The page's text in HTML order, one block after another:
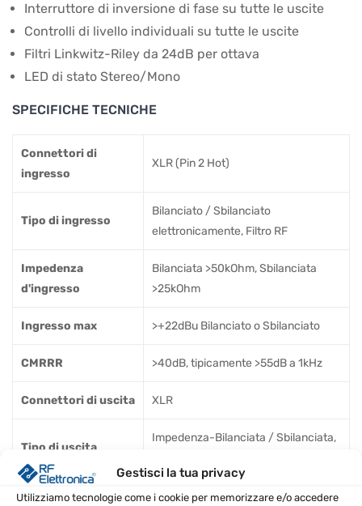
Gestisci la tua privacy
Utilizziamo tecnologie come i cookie per memorizzare e/o accedere
Interruttore di inversione di fase su tutte le uscite
Controlli di livello individuali su tutte le uscite
Filtri Linkwitz-Riley da 24dB per ottava
LED di stato Stereo/Mono
SPECIFICHE TECNICHE
Connettori di
ingresso
XLR (Pin 2 Hot)
Tipo di ingresso
Bilanciato / Sbilanciato
elettronicamente, Filtro RF
Impedenza
d'ingresso
Bilanciata >50kOhm, Sbilanciata
>25kOhm
Ingresso max >+22dBu Bilanciato o Sbilanciato
CMRRR >40dB, tipicamente >55dB a 1kHz
Connettori di uscita XLR
Tipo di uscita
Impedenza-Bilanciata / Sbilanciata,
Bilanciata 200 Ohm, Sbilanciata 100